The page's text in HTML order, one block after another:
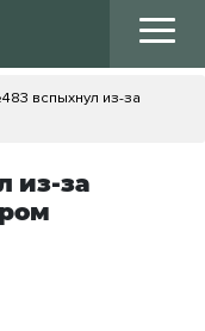
вспыхнул из-за
из-за